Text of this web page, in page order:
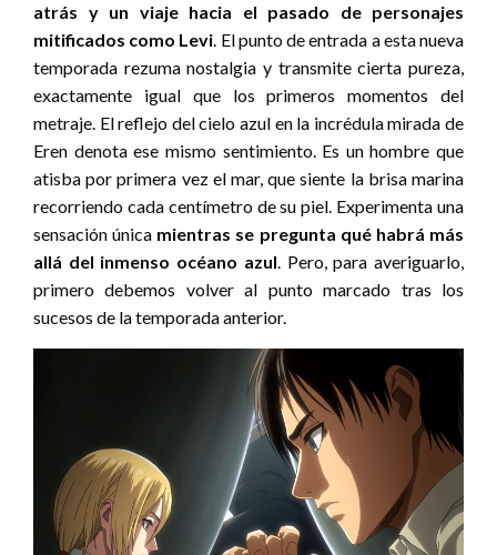
atrás y un viaje hacia el pasado de personajes
mitificados como Levi. El punto de entrada a esta nueva
temporada rezuma nostalgia y transmite cierta pureza,
exactamente igual que los primeros momentos del
metraje. El reflejo del cielo azul en la incrédula mirada de
Eren denota ese mismo sentimiento. Es un hombre que
atisba por primera vez el mar, que siente la brisa marina
recorriendo cada centímetro de su piel. Experimenta una
sensación única mientras se pregunta qué habrá más
allá del inmenso océano azul. Pero, para averiguarlo,
primero debemos volver al punto marcado tras los
sucesos de la temporada anterior.